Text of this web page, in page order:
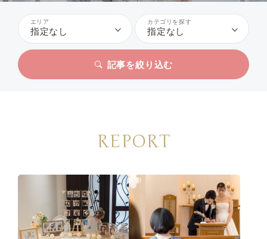
エリア
指定なし
カテゴリを探す
指定なし
記事を絞り込む
REPORT